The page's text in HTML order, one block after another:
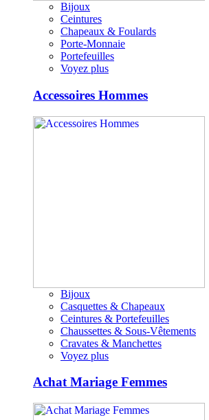
Bijoux
Ceintures
Chapeaux & Foulards
Porte-Monnaie
Portefeuilles
Voyez plus
Accessoires Hommes
Bijoux
Casquettes & Chapeaux
Ceintures & Portefeuilles
Chaussettes & Sous-Vêtements
Cravates & Manchettes
Voyez plus
Achat Mariage Femmes